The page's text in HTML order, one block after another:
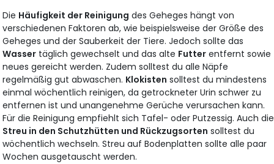
Die Häufigkeit der Reinigung des Geheges hängt von
verschiedenen Faktoren ab, wie beispielsweise der Größe des
Geheges und der Sauberkeit der Tiere. Jedoch sollte das
Wasser täglich gewechselt und das alte Futter entfernt sowie
neues gereicht werden. Zudem solltest du alle Näpfe
regelmäßig gut abwaschen. Klokisten solltest du mindestens
einmal wöchentlich reinigen, da getrockneter Urin schwer zu
entfernen ist und unangenehme Gerüche verursachen kann.
Für die Reinigung empfiehlt sich Tafel- oder Putzessig. Auch die
Streu in den Schutzhütten und Rückzugsorten solltest du
wöchentlich wechseln. Streu auf Bodenplatten sollte alle paar
Wochen ausgetauscht werden.